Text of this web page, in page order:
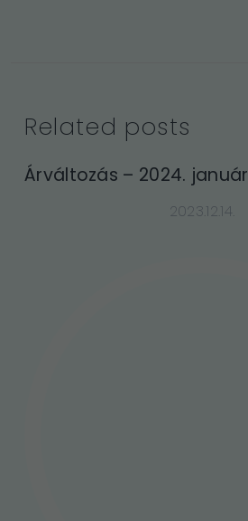
Related posts
Árváltozás – 2024. január
2023.12.14.